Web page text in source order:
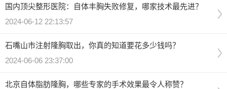
国内顶尖整形医院：自体丰胸失败修复，哪家技术最先进？
2024-06-12 22:13:57
石嘴山市注射隆胸取出，你真的知道要花多少钱吗？
2024-06-06 23:37:00
北京自体脂肪隆胸，哪些专家的手术效果最令人称赞？